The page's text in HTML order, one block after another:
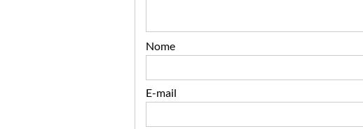
Nome
E-mail